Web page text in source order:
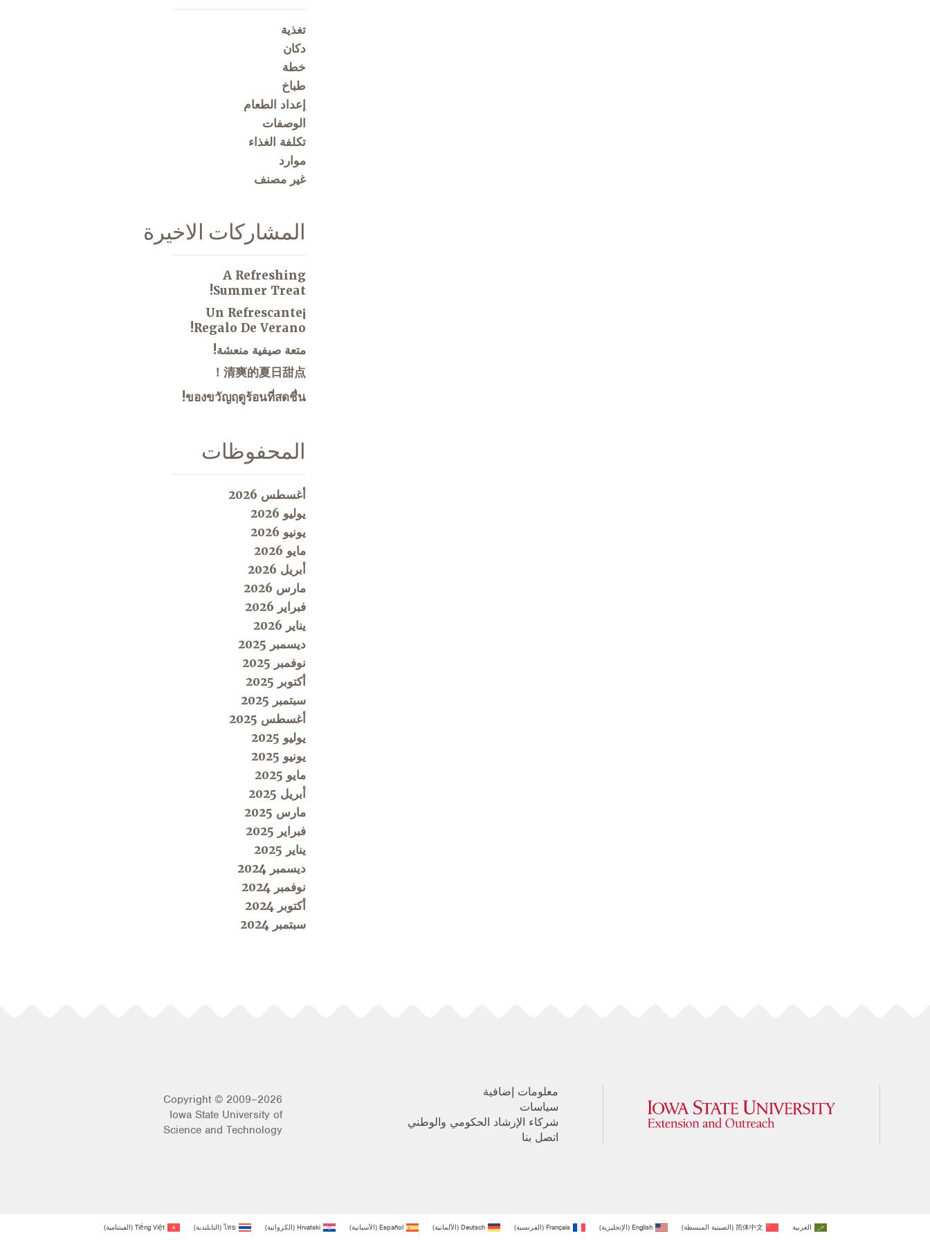
تغذية
دكان
خطة
طباخ
إعداد الطعام
الوصفات
تكلفة الغذاء
موارد
غير مصنف
المشاركات الاخيرة
A Refreshing
Summer Treat!
¡Un Refrescante
Regalo De Verano!
متعة صيفية منعشة!
清爽的夏日甜点！
ของขวัญฤดูร้อนที่สดชื่น!
المحفوظات
أغسطس 2026
يوليو 2026
يونيو 2026
مايو 2026
أبريل 2026
مارس 2026
فبراير 2026
يناير 2026
ديسمبر 2025
نوفمبر 2025
أكتوبر 2025
سبتمبر 2025
أغسطس 2025
يوليو 2025
يونيو 2025
مايو 2025
أبريل 2025
مارس 2025
فبراير 2025
يناير 2025
ديسمبر 2024
نوفمبر 2024
أكتوبر 2024
سبتمبر 2024
معلومات إضافية
سياسات
شركاء الإرشاد الحكومي والوطني
اتصل بنا
Copyright © 2009–2026
Iowa State University of
Science and Technology
العربية 简体中文
(الصينية المبسطة)
English
(الإنجليزية)
Français
(الفرنسية)
Deutsch
(الألمانية)
Español
(الأسبانية)
Hrvatski
(الكرواتية)
ไทย
(التايلندية)
Tiếng Việt
(الفيتنامية)